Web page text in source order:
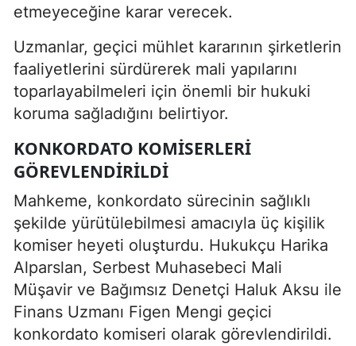
etmeyeceğine karar verecek.
Uzmanlar, geçici mühlet kararının şirketlerin
faaliyetlerini sürdürerek mali yapılarını
toparlayabilmeleri için önemli bir hukuki
koruma sağladığını belirtiyor.
KONKORDATO KOMISERLERI
GÖREVLENDIRILDI
Mahkeme, konkordato sürecinin sağlıklı
şekilde yürütülebilmesi amacıyla üç kişilik
komiser heyeti oluşturdu. Hukukçu Harika
Alparslan, Serbest Muhasebeci Mali
Müşavir ve Bağımsız Denetçi Haluk Aksu ile
Finans Uzmanı Figen Mengi geçici
konkordato komiseri olarak görevlendirildi.